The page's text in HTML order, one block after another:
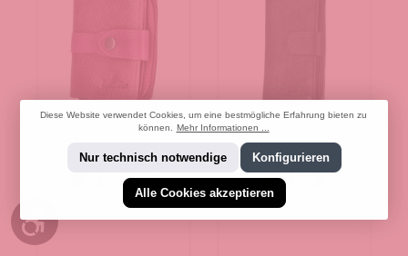
Blue Purple
+2
Cognac
Diese Website verwendet Cookies, um eine bestmögliche Erfahrung bieten zu
können. Mehr Informationen ...
Nur technisch notwendige Konfigurieren
Alle Cookies akzeptieren